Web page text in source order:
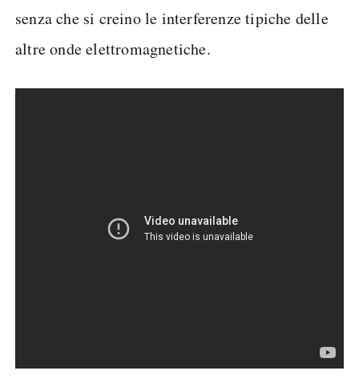
senza che si creino le interferenze tipiche delle
altre onde elettromagnetiche.